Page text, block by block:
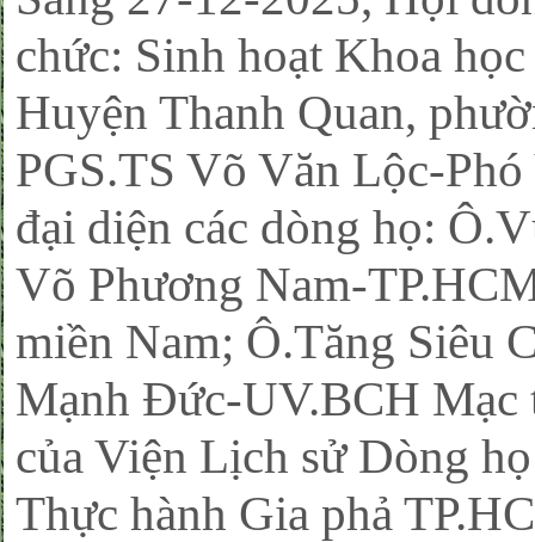
chức: Sinh hoạt Khoa
Huyện Thanh Quan,
PGS.TS Võ Văn Lộc-
đại diện các dòng họ:
Võ Phương Nam-
miền Nam; Ô.Tăng Siêu
Mạnh Đức-UV.BCH
của Viện Lịch sử Dòng
Thực hành Gia phả